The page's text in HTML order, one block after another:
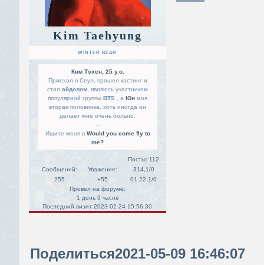
Kim Taehyung
WINTER BEAR
Ким Тэхен, 25 y.o.
Приехал в Сеул, прошел кастинг и
стал айдолом , являюсь участником
популярной группы BTS , а Юн моя
вторая половинка, хоть иногда он
делает мне очень больно.
--
Ищите меня в Would you come fly to
me?
Сообщений:
255
Уважение:
+55
Посты: 112
314,1/0
01.22,1/0
Провел на форуме:
1 день 9 часов
Последний визит:2023-02-24 15:56:30
Поделиться2021-05-09 16:46:07